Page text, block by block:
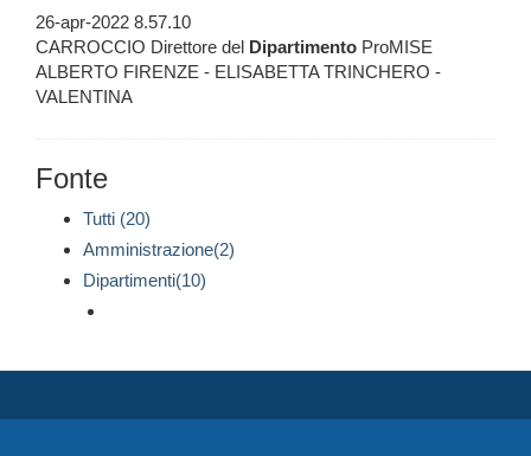
26-apr-2022 8.57.10
CARROCCIO Direttore del Dipartimento ProMISE
ALBERTO FIRENZE - ELISABETTA TRINCHERO -
VALENTINA
Fonte
Tutti (20)
Amministrazione(2)
Dipartimenti(10)